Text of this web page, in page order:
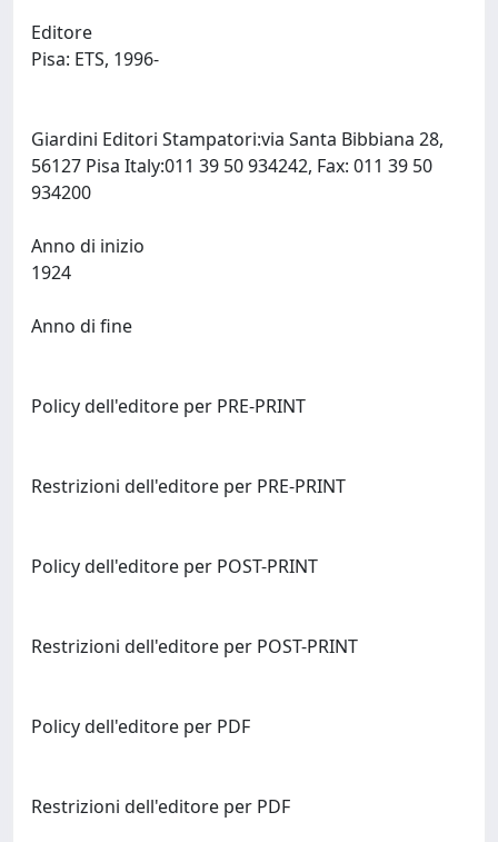
Editore
Pisa: ETS, 1996-
Giardini Editori Stampatori:via Santa Bibbiana 28,
56127 Pisa Italy:011 39 50 934242, Fax: 011 39 50
Anno di inizio
Anno di fine
Policy dell'editore per PRE-PRINT
Restrizioni dell'editore per PRE-PRINT
Policy dell'editore per POST-PRINT
Restrizioni dell'editore per POST-PRINT
Policy dell'editore per PDF
Restrizioni dell'editore per PDF